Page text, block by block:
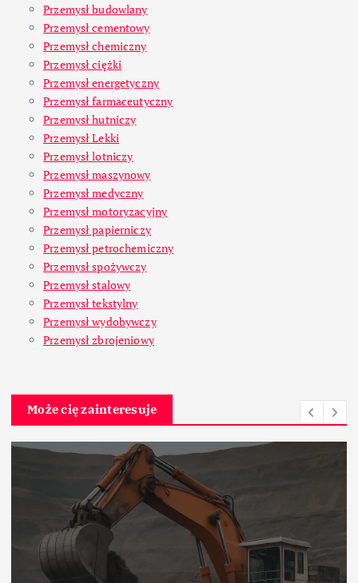
Przemysł budowlany
Przemysł cementowy
Przemysł chemiczny
Przemysł ciężki
Przemysł energetyczny
Przemysł farmaceutyczny
Przemysł hutniczy
Przemysł Lekki
Przemysł lotniczy
Przemysł maszynowy
Przemysł medyczny
Przemysł motoryzacyjny
Przemysł papierniczy
Przemysł petrochemiczny
Przemysł spożywczy
Przemysł stalowy
Przemysł tekstylny
Przemysł wydobywczy
Przemysł zbrojeniowy
Może cię zainteresuje